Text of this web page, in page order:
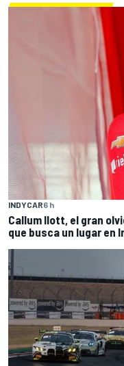
INDYCAR6 h
Callum Ilott, el gran
que busca un lugar en